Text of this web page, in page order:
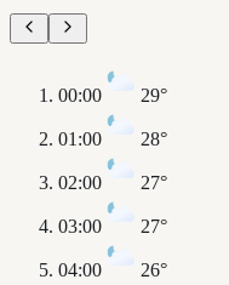
00:00 29°
01:00 28°
02:00 27°
03:00 27°
04:00 26°